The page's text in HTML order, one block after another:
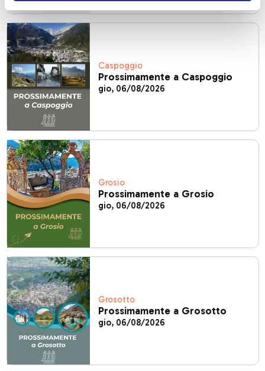
Caspoggio
Prossimamente a Caspoggio
gio, 06/08/2026
Grosio
Prossimamente a Grosio
gio, 06/08/2026
Grosotto
Prossimamente a Grosotto
gio, 06/08/2026